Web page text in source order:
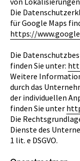
Die
für Google Maps
https://
Die
finden Sie unter:
Weitere
durch das
der individuellen
finden Sie unter
Die
Dienste des
1 lit. e DSGVO.